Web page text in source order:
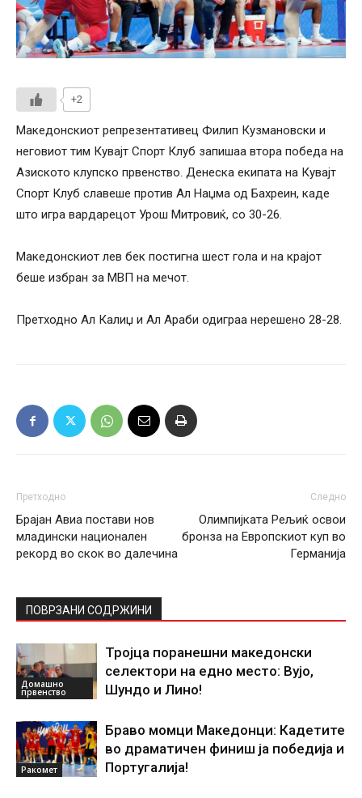
+2
Македонскиот репрезентативец Филип Кузмановски и
неговиот тим Кувајт Спорт Клуб запишаа втора победа на
Азиското клупско првенство. Денеска екипата на Кувајт
Спорт Клуб славеше против Ал Наџма од Бахреин, каде
што игра вардарецот Урош Митровиќ, со 30-26.
Македонскиот лев бек постигна шест гола и на крајот
беше избран за МВП на мечот.
Претходно Ал Калиџ и Ал Араби одиграа нерешено 28-28.
Претходно
Брајан Авиа постави нов
младински национален
рекорд во скок во далечина
Следно
Олимпијката Рељиќ освои
бронза на Европскиот куп во
Германија
ПОВРЗАНИ СОДРЖИНИ
Домашно
првенство
Тројца поранешни македонски
селектори на едно место: Вујо,
Шундо и Лино!
Ракомет
Браво момци Македонци: Кадетите
во драматичен финиш ја победија и
Португалија!